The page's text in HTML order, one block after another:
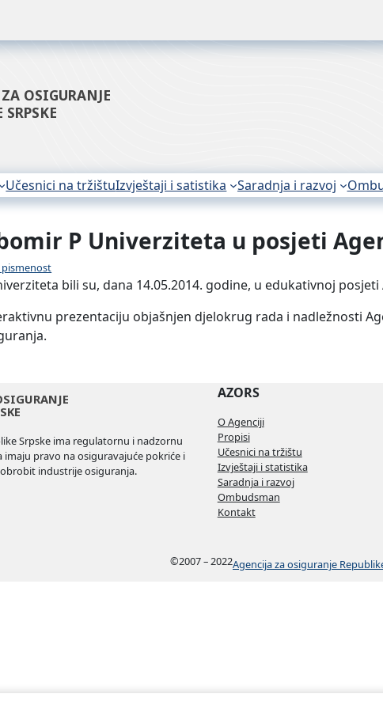
OSIGURANJE
SRPSKE
Učesnici na tržištuIzvještaji i satistika Saradnja i razvoj
P Univerziteta u posjeti
pismenost
bili su, dana 14.05.2014. godine, u edukativnoj
prezentaciju objašnjen djelokrug rada i nadležnosti
Srpske ima regulatornu i nadzornu
imaju pravo na osiguravajuće pokriće i
industrije osiguranja.
AZORS
O Agenciji
Propisi
Učesnici na tržištu
Izvještaji i statistika
Saradnja i razvoj
Ombudsman
Kontakt
©2007 – 2022Agencija za osiguranje